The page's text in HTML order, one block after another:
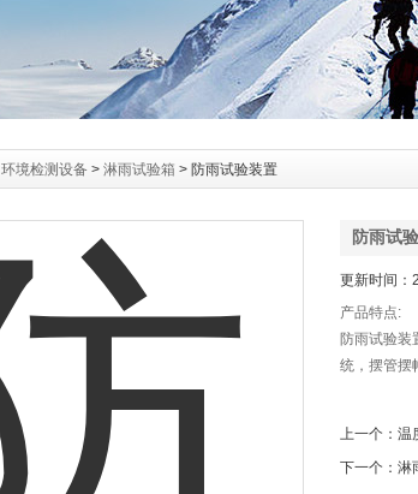
环境检测设备 > 淋雨试验箱 > 防雨试验装置
防雨试
更新时间：
产品特点:
防雨试验装
统，摆管摆
上一个： 温
下一个： 淋